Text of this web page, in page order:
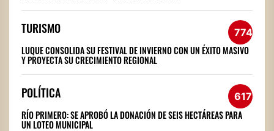
TURISMO 774
LUQUE CONSOLIDA SU FESTIVAL DE INVIERNO CON UN ÉXITO MASIVO
Y PROYECTA SU CRECIMIENTO REGIONAL
POLÍTICA 617
RÍO PRIMERO: SE APROBÓ LA DONACIÓN DE SEIS HECTÁREAS PARA
UN LOTEO MUNICIPAL